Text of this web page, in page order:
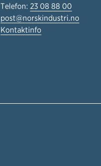
Telefon: 23 08 88 00
post@norskindustri.no
Kontaktinfo